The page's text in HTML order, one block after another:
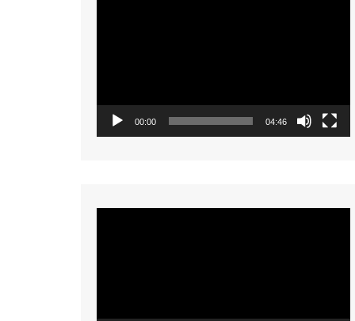
00:00 04:46